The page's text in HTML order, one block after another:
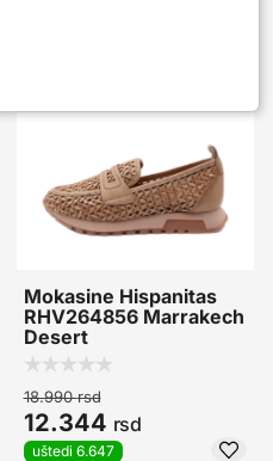
Mokasine Hispanitas
RHV264856 Marrakech
Desert
18.990rsd
12.344 rsd
uštedi 6.647